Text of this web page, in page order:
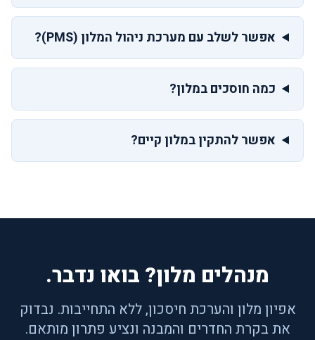
אפשר לשלב עם מערכת ניהול המלון (PMS)?
כמה חוסכים במלון?
אפשר להתקין במלון קיים?
מנהלים מלון? בואו נדבר.
אפיון מלון והערכת חיסכון, ללא התחייבות. נבדוק
את בקרת החדרים והמבנה ונציע פתרון מותאם.